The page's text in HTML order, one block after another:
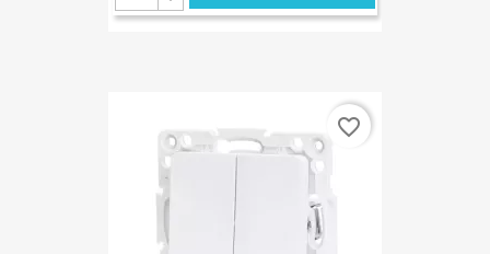
favorite_border